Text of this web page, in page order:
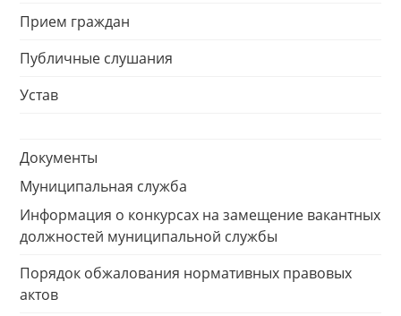
Прием граждан
Публичные слушания
Устав
Документы
Муниципальная служба
Информация о конкурсах на замещение вакантных
должностей муниципальной службы
Порядок обжалования нормативных правовых
актов